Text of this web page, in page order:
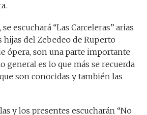
escuchará “Las Carceleras” arias
hijas del Zebedeo de Ruperto
ópera, son una parte importante
general es lo que más se recuerda
son conocidas y también las
y los presentes escucharán “No